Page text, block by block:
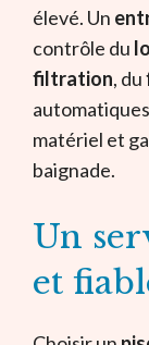
élevé. Un
contrôle du
filtration, du
matériel et
baignade.
Un
et